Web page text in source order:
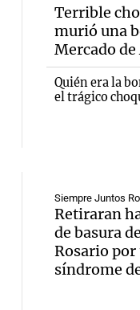
Episodios
para
casa
Panorama
Episodios
Audio.
fin de
Panorama
Episodios
finales
gran
Audio.
Terrible
murió una
Mercado de
Quién era la
el trágico
Siempre Juntos
Retiraran
de basura
Rosario por
síndrome